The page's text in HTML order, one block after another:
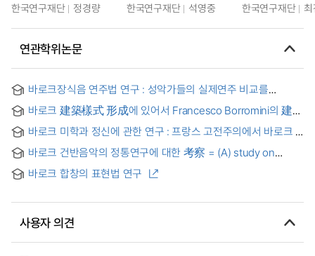
한국연구재단 정경량 한국연구재단 석영중 한국연구재단
연관학위논문
바로크장식음 연주법 연구 : 성악가들의 실제연주 비교를
중심으로 = A Study on Baroque Ornamentation Techniques
: - concentrated on Performances by Vocalists
바로크 建築樣式 形成에 있어서 Francesco Borromini의 建築
바로크 미학과 정신에 관한 연구 : 프랑스 고전주의에서 바로크 =
E´tude sur l´esthetique et l´esprit du Baroque : le Baroque
dans le classicisme franc¸ais
바로크 건반음악의 정통연구에 대한 考察 = (A) study on
keyboard music
바로크 합창의 표현법 연구
사용자 의견